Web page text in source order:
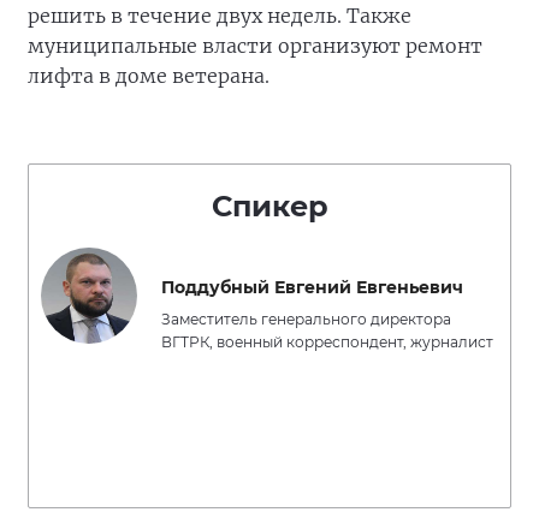
решить в течение двух недель. Также
муниципальные власти организуют ремонт
лифта в доме ветерана.
Спикер
Поддубный Евгений Евгеньевич
Заместитель генерального директора
ВГТРК, военный корреспондент, журналист